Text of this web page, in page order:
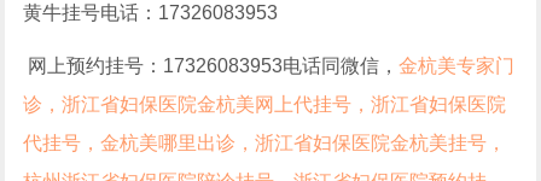
黄牛挂号电话：17326083953
网上预约挂号：17326083953电话同微信，金杭美专家门
诊，浙江省妇保医院金杭美网上代挂号，浙江省妇保医院
代挂号，金杭美哪里出诊，浙江省妇保医院金杭美挂号，